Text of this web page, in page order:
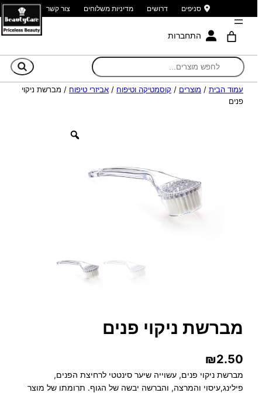
סניפים דרושים מדיניות משלוחים צור קשר
התחברות
עמוד הבית / מוצרים / קוסמטיקה וטיפוח / אביזרי טיפוח / מברשת ניקוי
פנים
מברשת ניקוי פנים
₪2.50
מברשת ניקוי פנים, עשוייה שיער סינטטי לרחיצת הפנים,
פילינג,עיסוי והמרצה, והברשה יבשה של הגוף. תרומתו של מוצר